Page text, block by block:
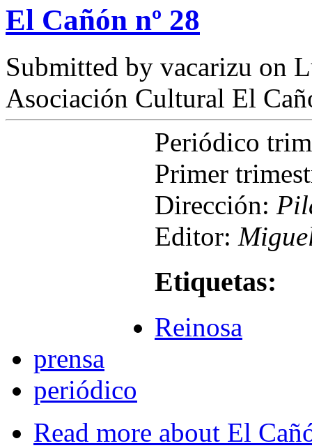
El Cañón nº 28
Submitted by vacarizu on
Asociación Cultural El
Periódico
Primer
Dirección:
Editor:
Etiquetas:
Reinosa
prensa
periódico
Read more about El